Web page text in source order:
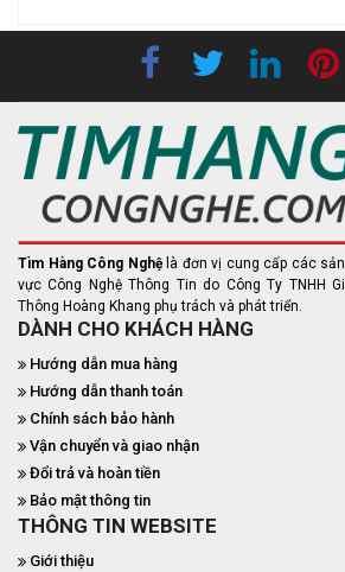
Tìm Hàng Công Nghệ là đơn vị cung cấp các
vực Công Nghệ Thông Tin do Công Ty TNHH
Thông Hoàng Khang phụ trách và phát triển.
DÀNH CHO KHÁCH HÀNG
Hướng dẫn mua hàng
Hướng dẫn thanh toán
Chính sách bảo hành
Vận chuyển và giao nhận
Đổi trả và hoàn tiền
Bảo mật thông tin
THÔNG TIN WEBSITE
Giới thiệu